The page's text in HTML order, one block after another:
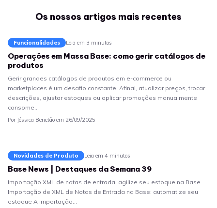
Os nossos artigos mais recentes
Funcionalidades Leia em 3 minutos
Operações em Massa Base: como gerir catálogos de
produtos
Gerir grandes catálogos de produtos em e-commerce ou
marketplaces é um desafio constante. Afinal, atualizar preços, trocar
descrições, ajustar estoques ou aplicar promoções manualmente
consome…
Por Jéssica Benetão em 26/09/2025
Novidades de Produto Leia em 4 minutos
Base News | Destaques da Semana 39
Importação XML de notas de entrada: agilize seu estoque na Base
Importação de XML de Notas de Entrada na Base: automatize seu
estoque A importação…